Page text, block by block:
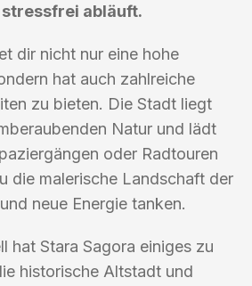
abläuft.
dir nicht nur eine hohe
hat auch zahlreiche
zu bieten. Die Stadt liegt
Natur und lädt
oder Radtouren
die malerische Landschaft der
neue Energie tanken.
hat Stara Sagora einiges zu
historische Altstadt und